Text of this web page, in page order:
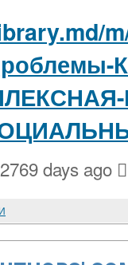
2769 days ago